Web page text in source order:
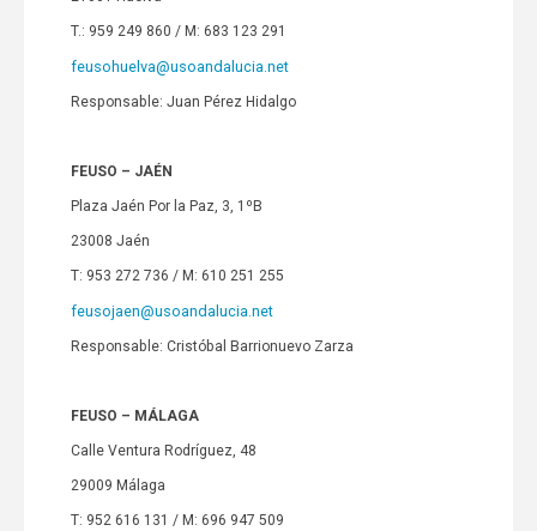
T.: 959 249 860 / M: 683 123 291
feusohuelva@usoandalucia.net
Responsable: Juan Pérez Hidalgo
FEUSO – JAÉN
Plaza Jaén Por la Paz, 3, 1ºB
23008 Jaén
T: 953 272 736 / M: 610 251 255
feusojaen@usoandalucia.net
Responsable: Cristóbal Barrionuevo Zarza
FEUSO – MÁLAGA
Calle Ventura Rodríguez, 48
29009 Málaga
T: 952 616 131 / M: 696 947 509